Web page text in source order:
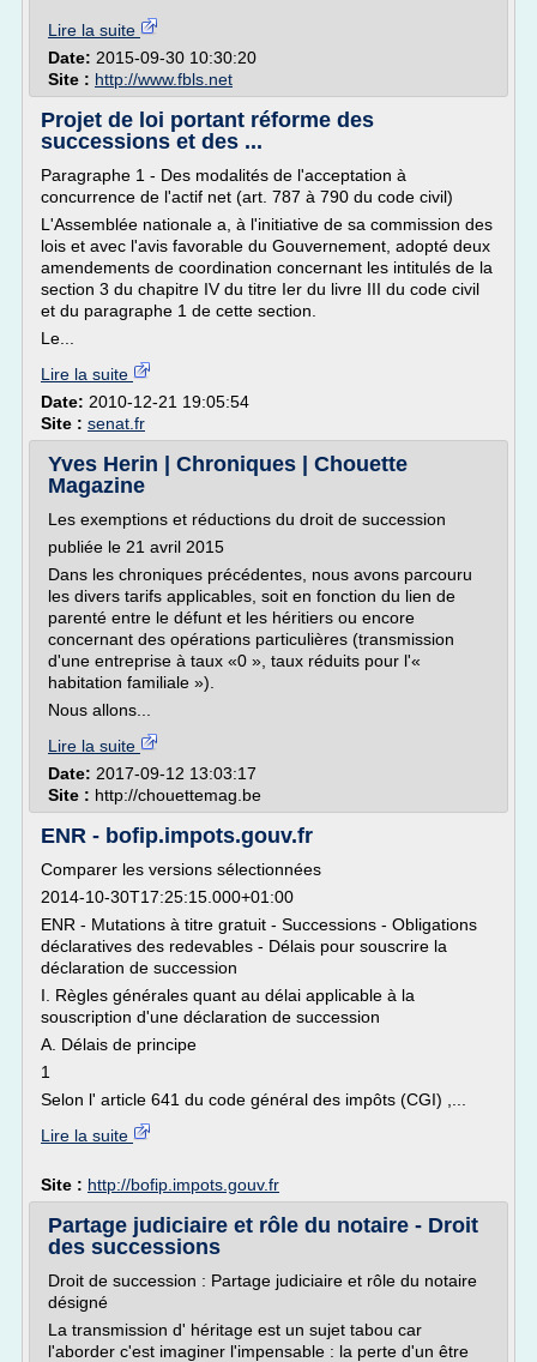
Lire la suite
Date: 2015-09-30 10:30:20
Site : http://www.fbls.net
Projet de loi portant réforme des
successions et des ...
Paragraphe 1 - Des modalités de l'acceptation à
concurrence de l'actif net (art. 787 à 790 du code civil)
L'Assemblée nationale a, à l'initiative de sa commission des
lois et avec l'avis favorable du Gouvernement, adopté deux
amendements de coordination concernant les intitulés de la
section 3 du chapitre IV du titre Ier du livre III du code civil
et du paragraphe 1 de cette section.
Le...
Lire la suite
Date: 2010-12-21 19:05:54
Site : senat.fr
Yves Herin | Chroniques | Chouette
Magazine
Les exemptions et réductions du droit de succession
publiée le 21 avril 2015
Dans les chroniques précédentes, nous avons parcouru
les divers tarifs applicables, soit en fonction du lien de
parenté entre le défunt et les héritiers ou encore
concernant des opérations particulières (transmission
d'une entreprise à taux «0 », taux réduits pour l'«
habitation familiale »).
Nous allons...
Lire la suite
Date: 2017-09-12 13:03:17
Site : http://chouettemag.be
ENR - bofip.impots.gouv.fr
Comparer les versions sélectionnées
2014-10-30T17:25:15.000+01:00
ENR - Mutations à titre gratuit - Successions - Obligations
déclaratives des redevables - Délais pour souscrire la
déclaration de succession
I. Règles générales quant au délai applicable à la
souscription d'une déclaration de succession
A. Délais de principe
1
Selon l' article 641 du code général des impôts (CGI) ,...
Lire la suite
Site : http://bofip.impots.gouv.fr
Partage judiciaire et rôle du notaire - Droit
des successions
Droit de succession : Partage judiciaire et rôle du notaire
désigné
La transmission d' héritage est un sujet tabou car
l'aborder c'est imaginer l'impensable : la perte d'un être